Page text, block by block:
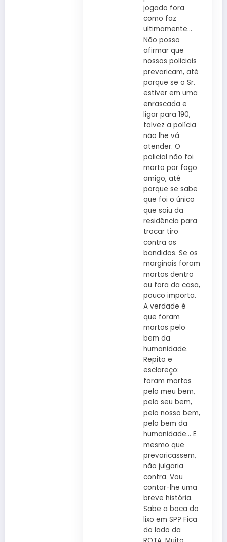
jogado fora
como faz
ultimamente…
Não posso
afirmar que
nossos policiais
prevaricam, até
porque se o Sr.
estiver em uma
enrascada e
ligar para 190,
talvez a polícia
não lhe vá
atender. O
policial não foi
morto por fogo
amigo, até
porque se sabe
que foi o único
que saiu da
residência para
trocar tiro
contra os
bandidos. Se os
marginais foram
mortos dentro
ou fora da casa,
pouco importa.
A verdade é
que foram
mortos pelo
bem da
humanidade.
Repito e
esclareço:
foram mortos
pelo meu bem,
pelo seu bem,
pelo nosso bem,
pelo bem da
humanidade… E
mesmo que
prevaricassem,
não julgaria
contra. Vou
contar-lhe uma
breve história.
Sabe a boca do
lixo em SP? Fica
do lado da